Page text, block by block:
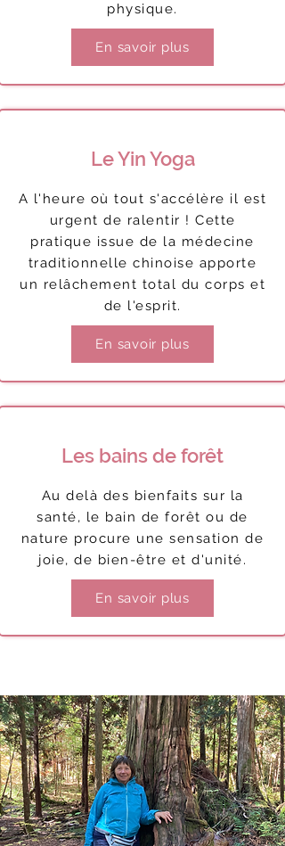
physique.
En savoir plus
Le Yin Yoga
A l'heure où tout s'accélère il est
urgent de ralentir ! Cette
pratique issue de la médecine
traditionnelle chinoise apporte
un relâchement total du corps et
de l'esprit.
En savoir plus
Les bains de forêt
Au delà des bienfaits sur la
santé, le bain de forêt ou de
nature procure une sensation de
joie, de bien-être et d'unité.
En savoir plus